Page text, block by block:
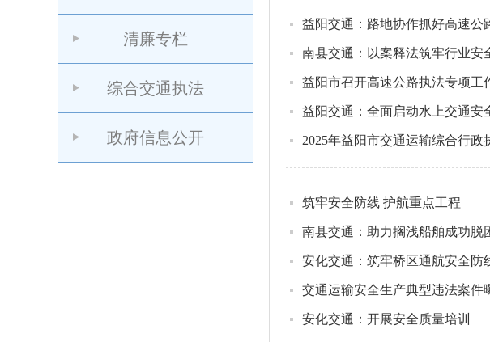
清廉专栏
综合交通执法
政府信息公开
益阳交通：路地协作抓好高速公
南县交通：以案释法筑牢行业安
益阳市召开高速公路执法专项工
益阳交通：全面启动水上交通安
2025年益阳市交通运输综合行
筑牢安全防线 护航重点工程
南县交通：助力搁浅船舶成功脱
安化交通：筑牢桥区通航安全防
交通运输安全生产典型违法案件
安化交通：开展安全质量培训